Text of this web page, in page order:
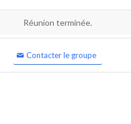
Réunion terminée.
Contacter le groupe